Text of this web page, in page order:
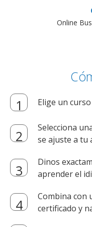
Online
Elige un
Selecciona
se ajuste a tu
Dinos
aprender el
Combina con
certificado y